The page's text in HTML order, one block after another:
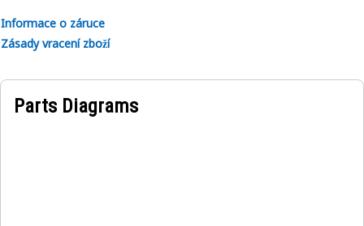
Informace o záruce
Zásady vracení zboží
Parts Diagrams